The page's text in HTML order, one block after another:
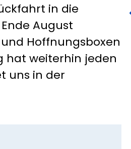
in die
August
Hoffnungsboxen
hat weiterhin jeden
uns in der